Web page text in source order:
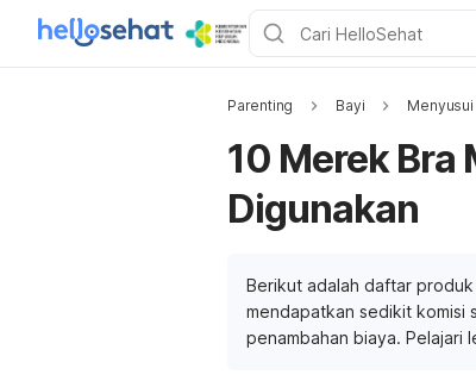
Parenting Bayi Menyusui
10 Merek Bra
Digunakan
Berikut adalah daftar
mendapatkan sedikit komisi
penambahan biaya. Pelajari